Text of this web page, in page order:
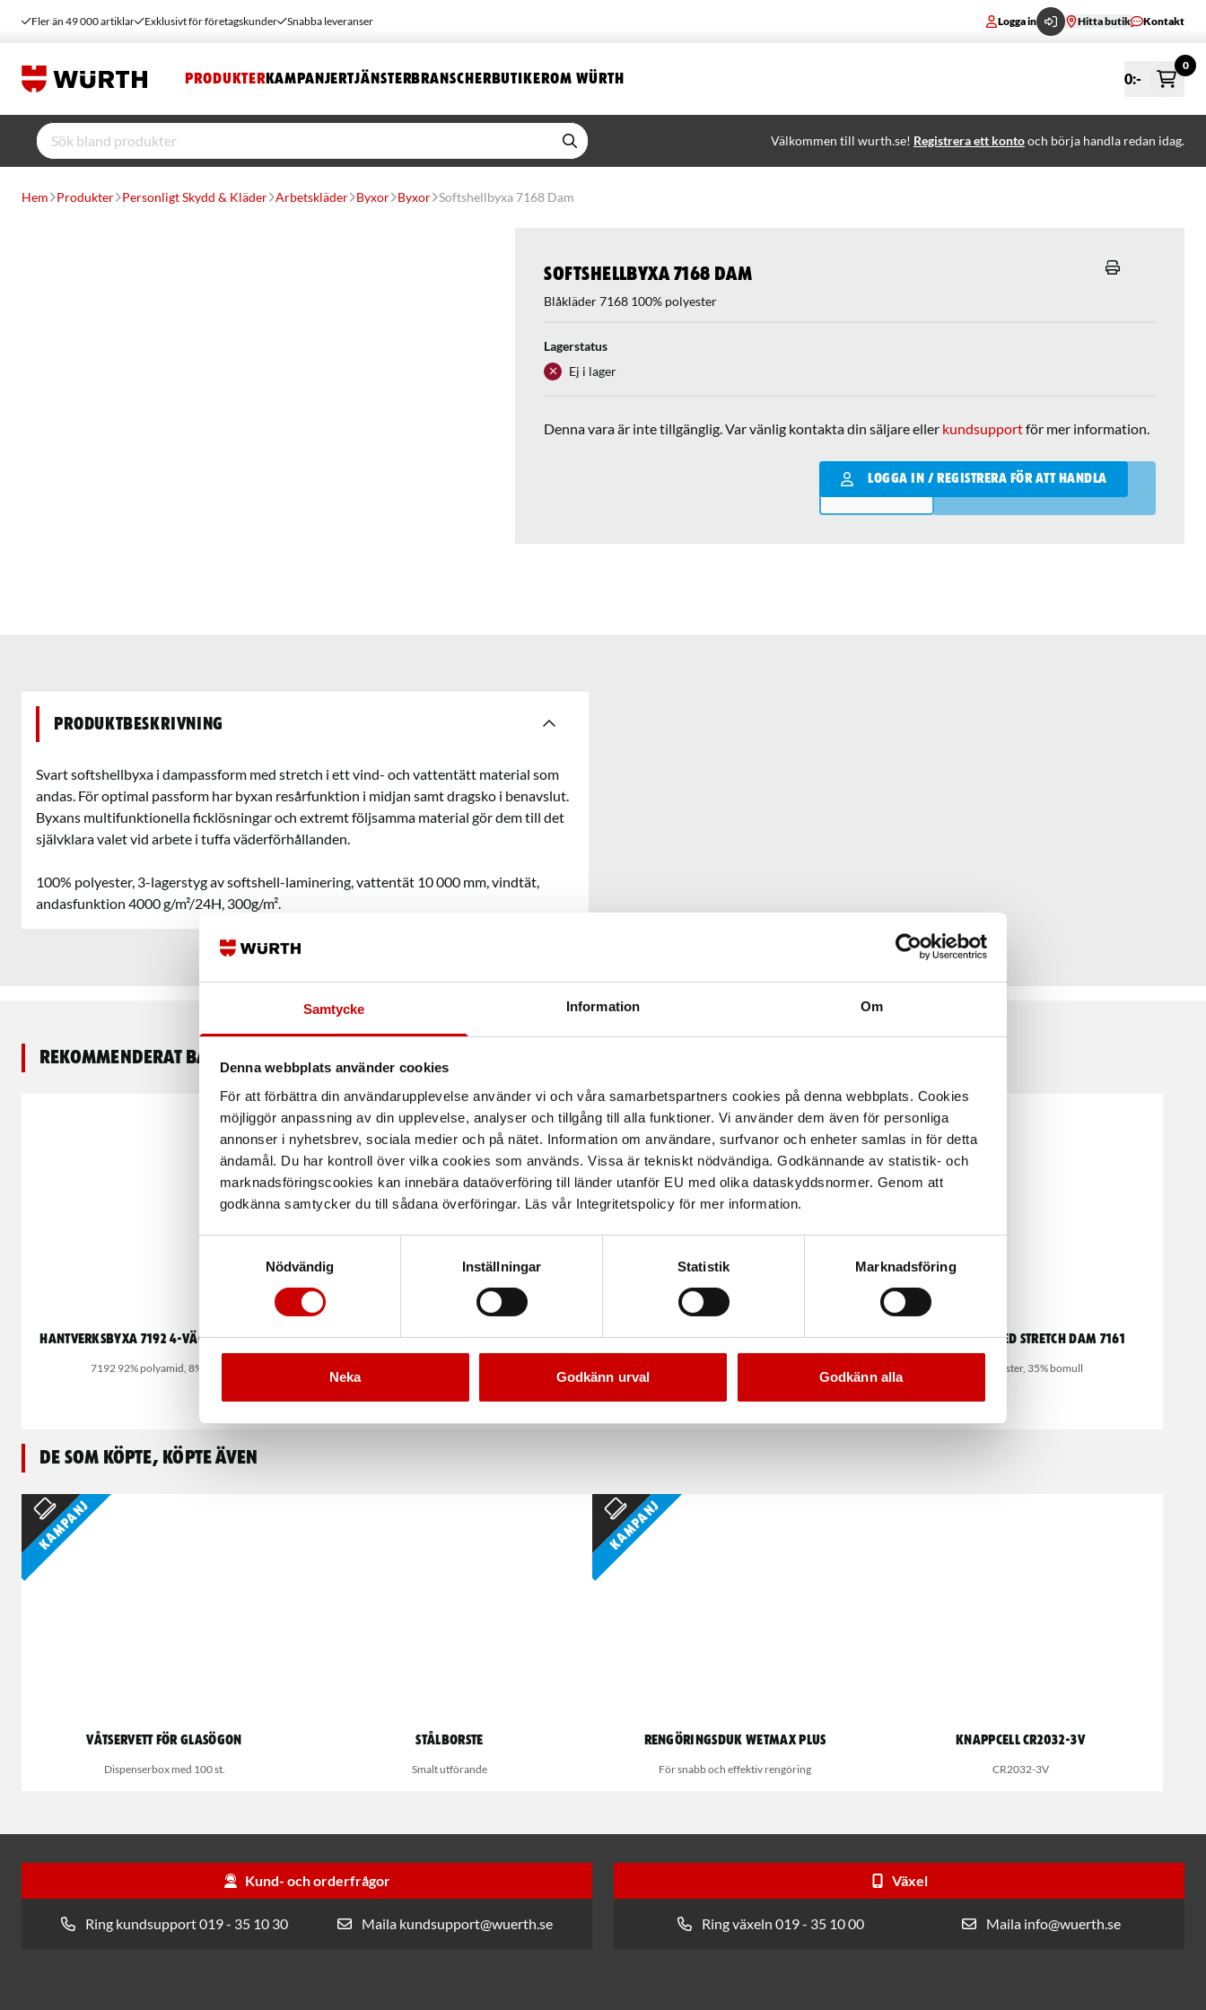
Samtycke Information Om
Denna webbplats använder cookies
För att förbättra din användarupplevelse använder vi och våra samarbetspartners cookies på denna webbplats. Cookies
möjliggör anpassning av din upplevelse, analyser och tillgång till alla funktioner. Vi använder dem även för personliga
annonser i nyhetsbrev, sociala medier och på nätet. Information om användare, surfvanor och enheter samlas in för detta
ändamål. Du har kontroll över vilka cookies som används. Vissa är tekniskt nödvändiga. Godkännande av statistik- och
marknadsföringscookies kan innebära dataöverföring till länder utanför EU med olika dataskyddsnormer. Genom att
godkänna samtycker du till sådana överföringar. Läs vår Integritetspolicy för mer information.
Nödvändig
Inställningar Statistik Marknadsföring
Neka Godkänn urval Godkänn alla
Fler än 49 000 artiklar Exklusivt för företagskunder Snabba leveranser Logga in Hitta butik Kontakt
PRODUKTER KAMPANJERTJÄNSTERBRANSCHERBUTIKEROM WÜRTH 0:-
0
Välkommen till wurth.se! Registrera ett kontooch börja handla redan idag.
Hem Produkter Personligt Skydd & Kläder Arbetskläder Byxor Byxor Softshellbyxa 7168 Dam
Softshellbyxa 7168 Dam
Blåkläder 7168 100% polyester
Lagerstatus
Ej i lager
Denna vara är inte tillgänglig. Var vänlig kontakta din säljare eller kundsupportför mer information.
LOGGA IN / REGISTRERA FÖR ATT HANDLA
Qantity
LÄGG I VARUKORGEN
Produktbeskrivning
Svart softshellbyxa i dampassform med stretch i ett vind- och vattentätt material som
andas. För optimal passform har byxan resårfunktion i midjan samt dragsko i benavslut.
Byxans multifunktionella ficklösningar och extremt följsamma material gör dem till det
självklara valet vid arbete i tuffa väderförhållanden.
100% polyester, 3-lagerstyg av softshell-laminering, vattentät 10 000 mm, vindtät,
andasfunktion 4000 g/m²/24H, 300g/m².
Rekommenderat baserat på vald produkt
Hantverksbyxa 7192 4-vägsstretch dam
7192 92% polyamid, 8% elastan
System för stenskottsreparation Skyddssko Jalas 7168 Zenit Evo S3 Varselbyxa med stretch dam 7161
65% polyester, 35% bomull
De som köpte, köpte även
Kampanj
Våtservett för glasögon
Dispenserbox med 100 st.
Stålborste
Smalt utförande
Kampanj
Rengöringsduk Wetmax Plus
För snabb och effektiv rengöring
Knappcell CR2032-3V
CR2032-3V
Kund- och orderfrågor
Ring kundsupport 019 - 35 10 30 Maila kundsupport@wuerth.se
Växel
Ring växeln 019 - 35 10 00 Maila info@wuerth.se